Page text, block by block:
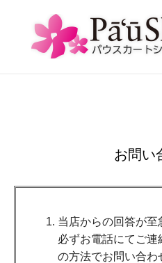
お問い
当店からの回答が至
必ずお電話にてご
の方法でお問い合わ